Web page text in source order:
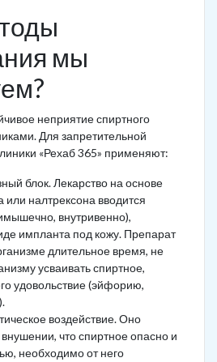
мы
неприятие спиртного
Для запретительной
«Рехаб 365» применяют:
блок. Лекарство на основе
налтрексона вводится
внутривенно),
импланта под кожу. Препарат
длительное время, не
усваивать спиртное,
удовольствие (эйфорию,
воздействие. Оно
что спиртное опасно и
необходимо от него